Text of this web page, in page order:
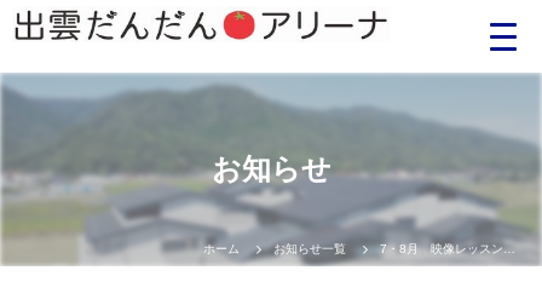
日本語
English
お知らせ
ホーム お知らせ一覧 7・8月 映像レッスンスケジュールについて